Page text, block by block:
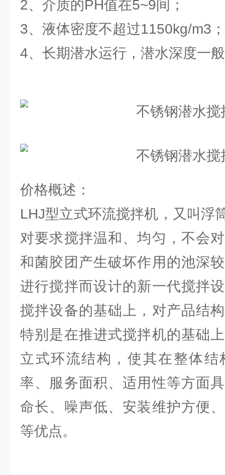
2、介质的PH值在5~9间；
3、液体密度不超过1150kg/m3；
4、长期潜水运行，潜水深度一
价格概述：
LHJ型立式环流搅拌机，又叫浮
对要求搅拌温和、均匀，不会
和菌胶团产生破坏作用的池深
进行搅拌而设计的新一代搅拌
搅拌设备的基础上，对产品结
特别是在推进式搅拌机的基础
立式环流结构，使其在整体
率、服务面积、适用性等方面
命长、噪声低、安装维护方便
等优点。